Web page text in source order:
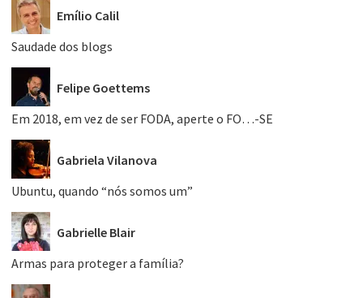
Emílio Calil
Saudade dos blogs
Felipe Goettems
Em 2018, em vez de ser FODA, aperte o FO…-SE
Gabriela Vilanova
Ubuntu, quando “nós somos um”
Gabrielle Blair
Armas para proteger a família?